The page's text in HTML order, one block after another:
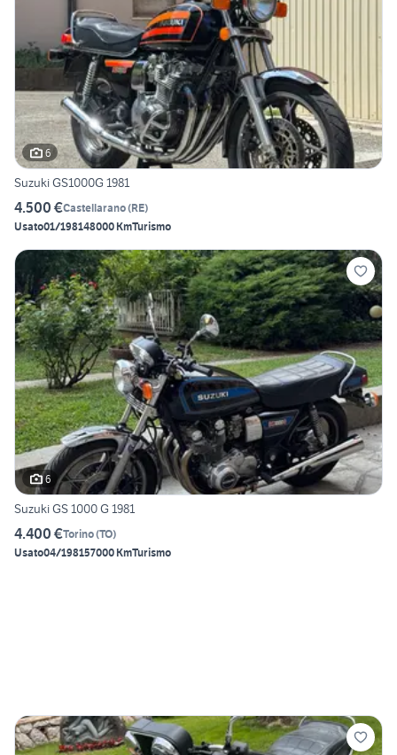
6
Suzuki GS1000G 1981
4.500 €Castellarano(RE)
Usato01/198148000 KmTurismo
6
Suzuki GS 1000 G 1981
4.400 €Torino(TO)
Usato04/198157000 KmTurismo